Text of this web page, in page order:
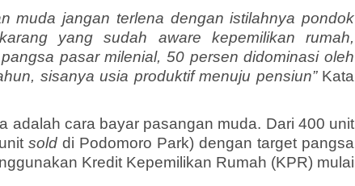
muda jangan terlena dengan istilahnya pondok
yang sudah aware kepemilikan rumah,
pasar milenial, 50 persen didominasi oleh
sisanya usia produktif menuju pensiun” Kata
adalah cara bayar pasangan muda. Dari 400 unit
sold di Podomoro Park) dengan target pangsa
Kredit Kepemilikan Rumah (KPR) mulai